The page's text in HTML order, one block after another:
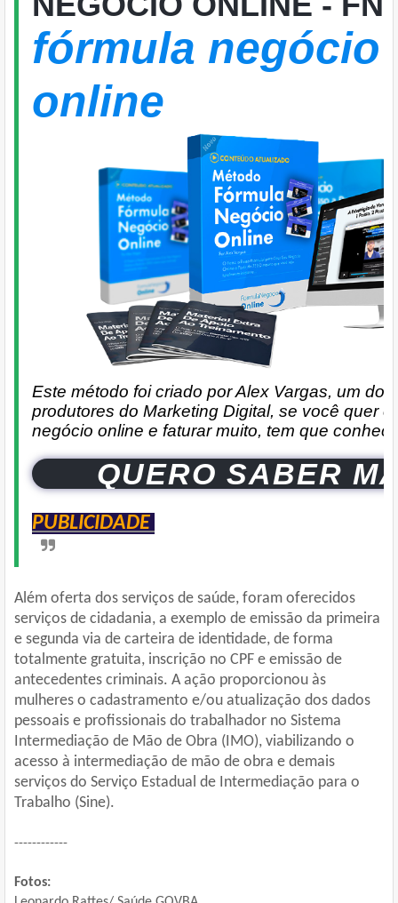
fórmula negócio
online
Este método foi criado por Alex Vargas, um dos
produtores do Marketing Digital, se você quer
negócio online e faturar muito, tem que
QUERO SABER
PUBLICIDADE
Além oferta dos serviços de saúde, foram oferecidos
serviços de cidadania, a exemplo de emissão da primeira
e segunda via de carteira de identidade, de forma
totalmente gratuita, inscrição no CPF e emissão de
antecedentes criminais. A ação proporcionou às
mulheres o cadastramento e/ou atualização dos dados
pessoais e profissionais do trabalhador no Sistema
Intermediação de Mão de Obra (IMO), viabilizando o
acesso à intermediação de mão de obra e demais
serviços do Serviço Estadual de Intermediação para o
Trabalho (Sine).
------------
Fotos: